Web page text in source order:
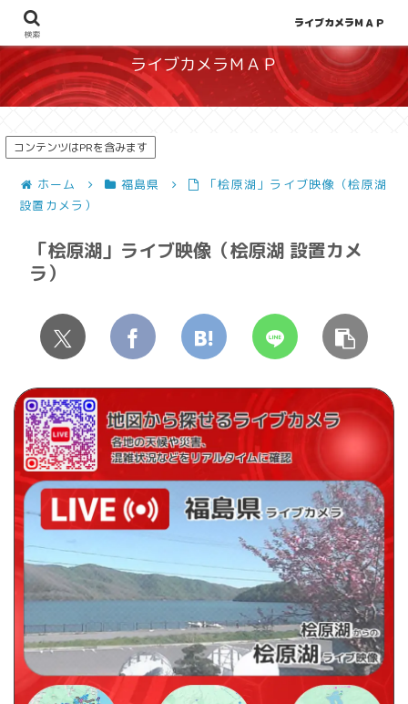
地図から探せる！天候や災害、混雑状況の把握に
ライブカメラＭＡＰ
コンテンツはPRを含みます
ホーム 福島県
「桧原湖」ライブ映像（桧原湖
設置カメラ）
「桧原湖」ライブ映像（桧原湖 設置カメ
ラ）
検索
ライブカメラＭＡＰ